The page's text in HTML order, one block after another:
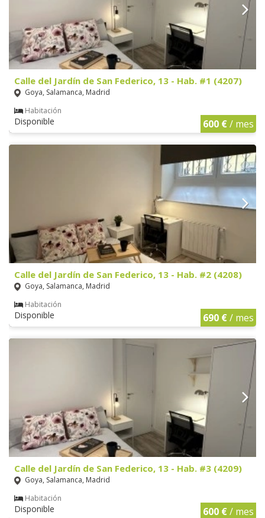
Calle del Jardín de San Federico, 13 - Hab. #1 (4207)
Goya, Salamanca, Madrid
Habitación
Disponible 600 €/ mes
Calle del Jardín de San Federico, 13 - Hab. #2 (4208)
Goya, Salamanca, Madrid
Habitación
Disponible 690 €/ mes
Calle del Jardín de San Federico, 13 - Hab. #3 (4209)
Goya, Salamanca, Madrid
Habitación
Disponible 600 €/ mes